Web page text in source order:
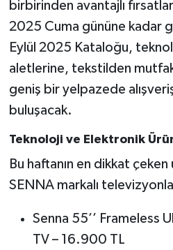
birbirinden avantajlı
2025 Cuma gününe kadar
Eylül 2025 Kataloğu,
aletlerine, tekstilden
geniş bir yelpazede
buluşacak.
Teknoloji ve Elektronik
Bu haftanın en dikkat çeken
SENNA markalı
Senna 55’’ Frameless
TV – 16.900 TL